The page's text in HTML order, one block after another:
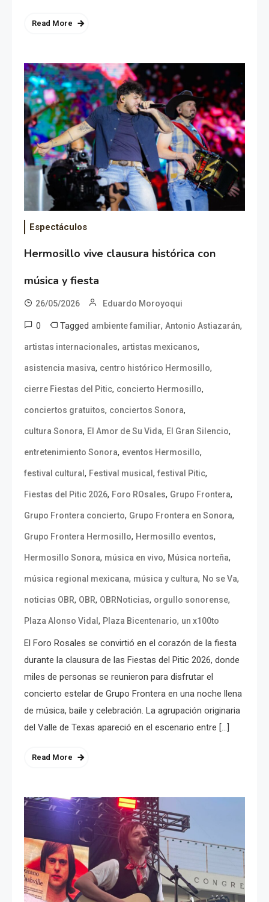
Read More
Espectáculos
Hermosillo vive clausura histórica con
música y fiesta
26/05/2026 Eduardo Moroyoqui
0 Tagged ambiente familiar, Antonio Astiazarán,
artistas internacionales, artistas mexicanos,
asistencia masiva, centro histórico Hermosillo,
cierre Fiestas del Pitic, concierto Hermosillo,
conciertos gratuitos, conciertos Sonora,
cultura Sonora, El Amor de Su Vida, El Gran Silencio,
entretenimiento Sonora, eventos Hermosillo,
festival cultural , Festival musical , festival Pitic,
Fiestas del Pitic 2026, Foro ROsales, Grupo Frontera,
Grupo Frontera concierto, Grupo Frontera en Sonora,
Grupo Frontera Hermosillo, Hermosillo eventos,
Hermosillo Sonora, música en vivo, Música norteña,
música regional mexicana, música y cultura, No se Va,
noticias OBR, OBR, OBRNoticias, orgullo sonorense,
Plaza Alonso Vidal , Plaza Bicentenario, un x100to
El Foro Rosales se convirtió en el corazón de la fiesta
durante la clausura de las Fiestas del Pitic 2026, donde
miles de personas se reunieron para disfrutar el
concierto estelar de Grupo Frontera en una noche llena
de música, baile y celebración. La agrupación originaria
del Valle de Texas apareció en el escenario entre […]
Read More